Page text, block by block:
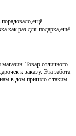
порадовало,ещё
как раз для подарка,ещё
Товар отличного
к заказу. Эта забота
в дом пришло с таким